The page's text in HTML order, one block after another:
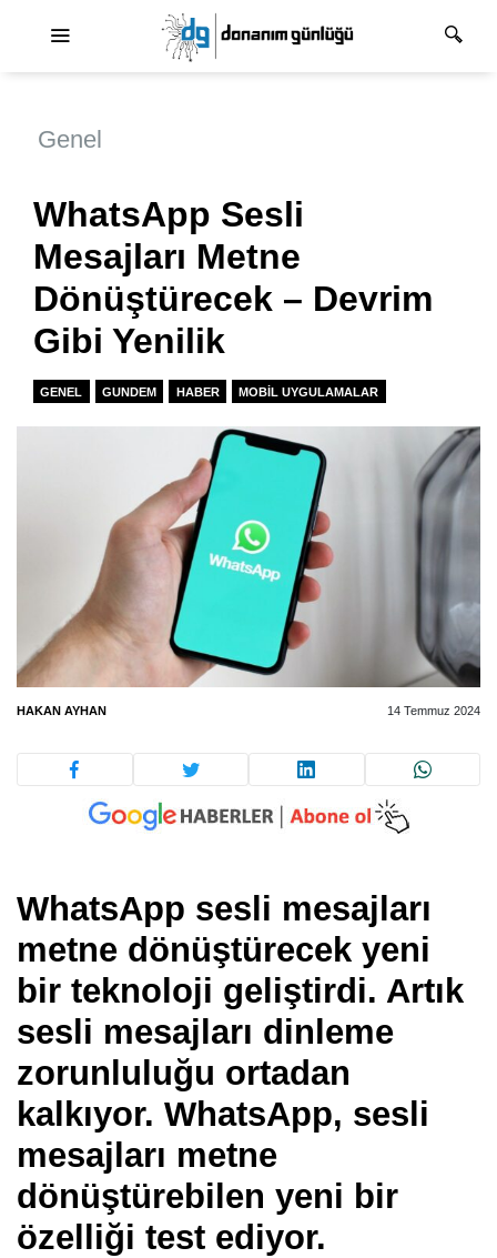
Genel
WhatsApp Sesli
Mesajları Metne
Dönüştürecek – Devrim
Gibi Yenilik
GENEL GUNDEM HABER MOBIL UYGULAMALAR
HAKAN AYHAN 14 Temmuz 2024
WhatsApp sesli mesajları
metne dönüştürecek yeni
bir teknoloji geliştirdi. Artık
sesli mesajları dinleme
zorunluluğu ortadan
kalkıyor. WhatsApp, sesli
mesajları metne
dönüştürebilen yeni bir
özelliği test ediyor.